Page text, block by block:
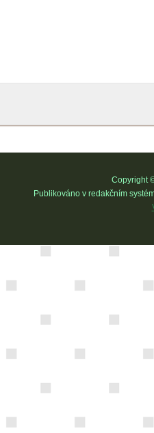
Copyright
Publikováno v redakčním